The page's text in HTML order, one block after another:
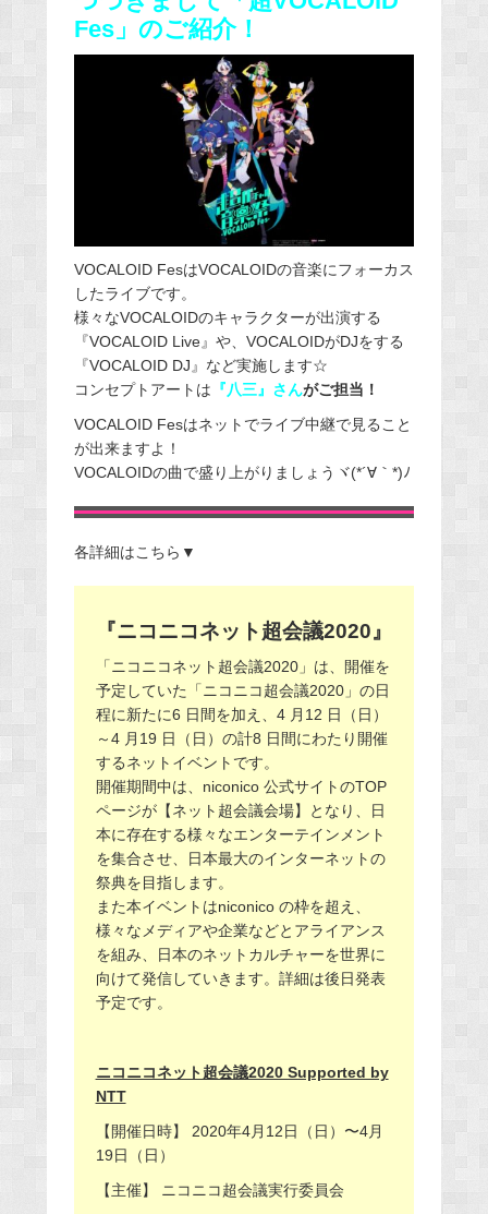
Fes」のご紹介！
VOCALOID FesはVOCALOIDの音楽にフォーカス
したライブです。
様々なVOCALOIDのキャラクターが出演する
『VOCALOID Live』や、VOCALOIDがDJをする
『VOCALOID DJ』など実施します☆
コンセプトアートは 『八三』さんがご担当！
VOCALOID Fesはネットでライブ中継で見ること
が出来ますよ！
VOCALOIDの曲で盛り上がりましょうヾ(*´∀｀*)ﾉ
各詳細はこちら▼
『ニコニコネット超会議2020』
「ニコニコネット超会議2020」は、開催を
予定していた「ニコニコ超会議2020」の日
程に新たに6 日間を加え、4 月12 日（日）
～4 月19 日（日）の計8 日間にわたり開催
するネットイベントです。
開催期間中は、niconico 公式サイトのTOP
ページが【ネット超会議会場】となり、日
本に存在する様々なエンターテインメント
を集合させ、日本最大のインターネットの
祭典を目指します。
また本イベントはniconico の枠を超え、
様々なメディアや企業などとアライアンス
を組み、日本のネットカルチャーを世界に
向けて発信していきます。詳細は後日発表
予定です。
ニコニコネット超会議2020 Supported by
NTT
【開催日時】 2020年4月12日（日）〜4月
19日（日）
【主催】 ニコニコ超会議実行委員会